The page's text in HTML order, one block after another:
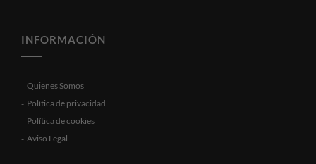
INFORMACIÓN
Quienes Somos
Política de privacidad
Política de cookies
Aviso Legal